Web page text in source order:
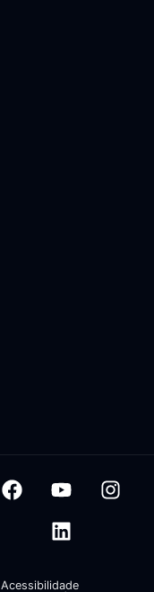
Acessibilidade